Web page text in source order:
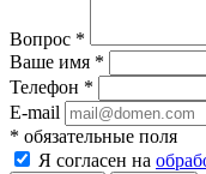
Вопрос *
Ваше имя *
Телефон *
E-mail
* обязательные поля
Я согласен на